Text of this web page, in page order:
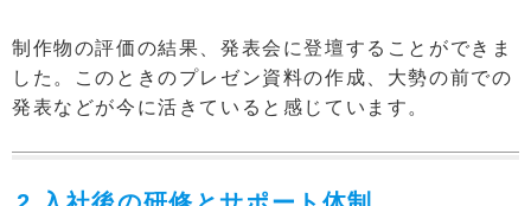
制作物の評価の結果、発表会に登壇することができま
した。このときのプレゼン資料の作成、大勢の前での
発表などが今に活きていると感じています。